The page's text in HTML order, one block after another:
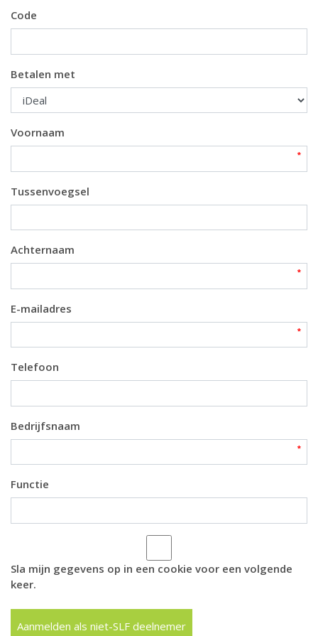
Code
Betalen met
Voornaam
Tussenvoegsel
Achternaam
E-mailadres
Telefoon
Bedrijfsnaam
Functie
Sla mijn gegevens op in een cookie voor een volgende
keer.
Aanmelden als niet-SLF deelnemer